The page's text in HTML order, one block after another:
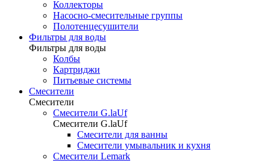
Коллекторы
Насосно-смесительные группы
Полотенцесушители
Фильтры для воды
Фильтры для воды
Колбы
Картриджи
Питьевые системы
Смесители
Смесители
Смесители G.laUf
Смесители G.laUf
Смесители для ванны
Смесители умывальник и кухня
Смесители Lemark